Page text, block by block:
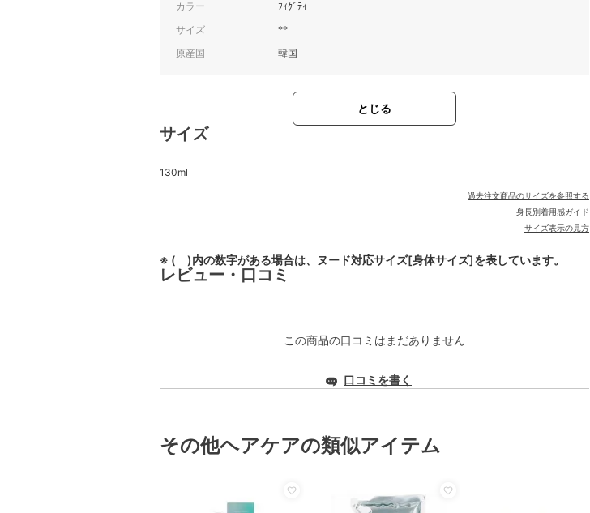
カラー ﾌｨｸﾞﾃｨ
サイズ **
原産国 韓国
とじる
サイズ
130ml
過去注文商品のサイズを参照する
身長別着用感ガイド
サイズ表示の見方
※ ( )内の数字がある場合は、ヌード対応サイズ[身体サイズ]を表しています。
レビュー・口コミ
この商品の口コミはまだありません
口コミを書く
その他ヘアケアの類似アイテム